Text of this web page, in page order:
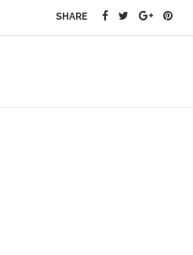
SHARE